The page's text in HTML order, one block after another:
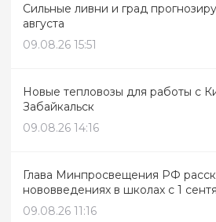
Сильные ливни и град
августа
09.08.26 15:51
Новые тепловозы для работы с
Забайкальск
09.08.26 14:16
Глава Минпросвещения РФ
нововведениях в школах с 1
09.08.26 11:16